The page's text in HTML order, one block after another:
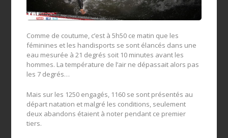
Comme de coutume, c’est à 5h50 ce matin que les
féminines et les handisports se sont élancés dans une
eau mesurée à 21 degrés soit 10 minutes avant les
hommes. La température de l’air ne dépassait alors pas
les 7 degrés…
Mais sur les 1250 engagés, 1160 se sont présentés au
départ natation et malgré les conditions, seulement
deux abandons étaient à noter pendant ce premier
tiers.